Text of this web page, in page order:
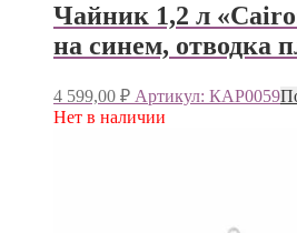
Чайник 1,2 л
на синем, отводка
4 599,00 ₽ Артикул: КАР0059
Нет в наличии